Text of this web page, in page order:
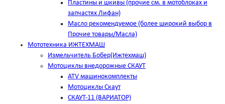
Пластины и шкивы (прочие см. в мотоблоках и
запчастях Лифан)
Масло рекомендуемое (более широкий выбор в
Прочие товары/Масла)
Мототехника ИЖТЕХМАШ
Измельчитель Бобер(Ижтехмаш)
Мотоциклы внедорожные СКАУТ
ATV машинокомплекты
Мотоциклы Скаут
СКАУТ-11 (ВАРИАТОР)